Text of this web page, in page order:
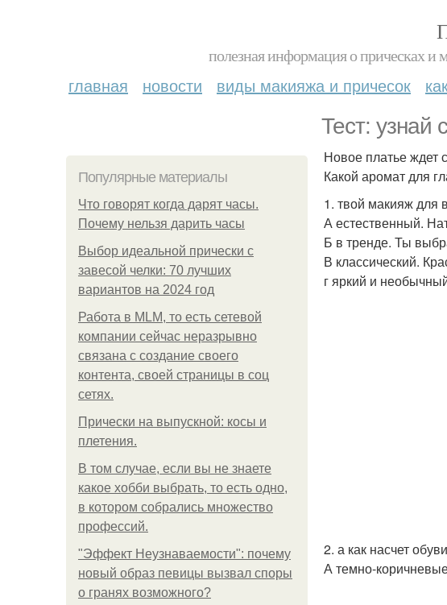
полезная информация о прическах и
главная новости виды макияжа и причесок
Тест: узнай
Популярные материалы
Что говорят когда дарят часы.
Почему нельзя дарить часы
Выбор идеальной прически с
завесой челки: 70 лучших
вариантов на 2024 год
Работа в MLM, то есть сетевой
компании сейчас неразрывно
связана с создание своего
контента, своей страницы в соц
сетях.
Прически на выпускной: косы и
плетения.
В том случае, если вы не знаете
какое хобби выбрать, то есть одно,
в котором собрались множество
профессий.
"Эффект Неузнаваемости": почему
новый образ певицы вызвал споры
о гранях возможного?
Новое платье ждет
Какой аромат для
1. твой макияж для
А естественный.
Б в тренде. Ты
В классический.
г яркий и
2. а как насчет
А темно-